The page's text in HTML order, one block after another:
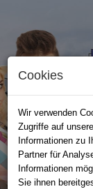
Cookies
Wir verwenden
Zugriffe auf
Informationen zu
Partner für
Informationen
Sie ihnen